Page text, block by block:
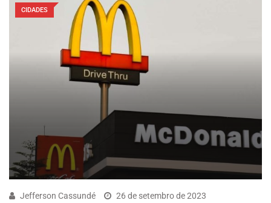
CIDADES
Jefferson Cassundé 26 de setembro de 2023